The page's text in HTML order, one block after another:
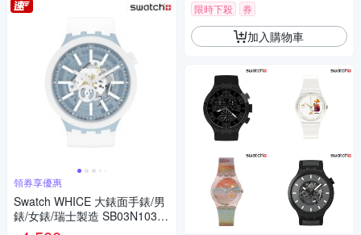
領券享優惠
Swatch WHICE 大錶面手錶/男
錶/女錶/瑞士製造 SB03N103
(47mm)
限時下殺
券
加入購物車